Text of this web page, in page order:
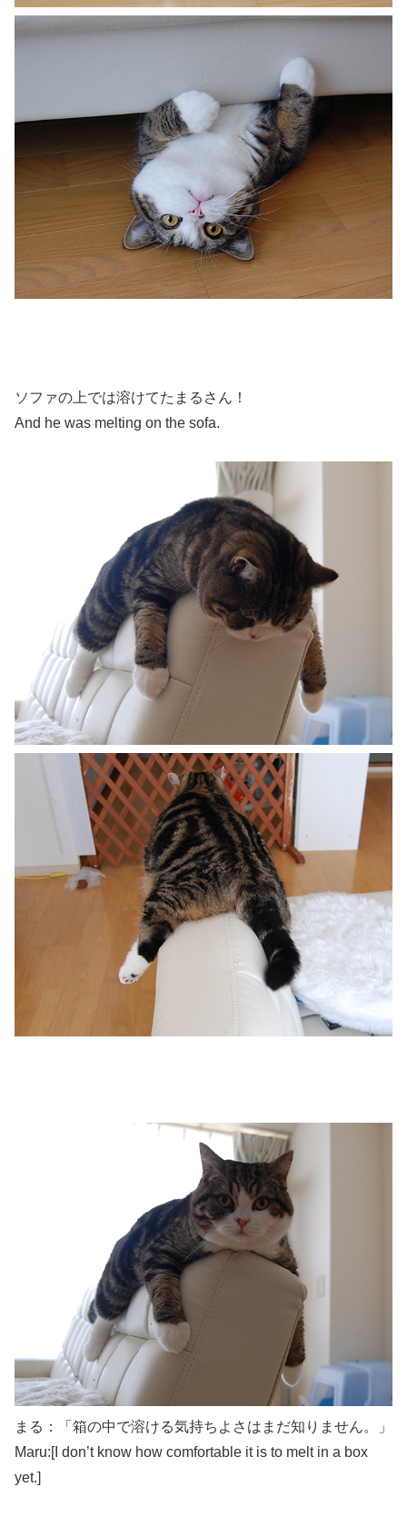
ソファの上では溶けてたまるさん！
And he was melting on the sofa.
まる：「箱の中で溶ける気持ちよさはまだ知りません。」
Maru:[I don’t know how comfortable it is to melt in a box
yet.]